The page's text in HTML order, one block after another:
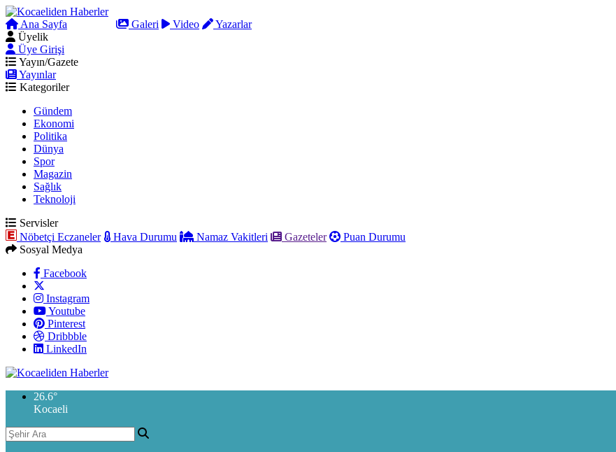
Ana Sayfa Galeri Video
Yazarlar
Üyelik
Üye Girişi
Yayın/Gazete
Yayınlar
Kategoriler
Gündem
Ekonomi
Politika
Dünya
Spor
Magazin
Sağlık
Teknoloji
Servisler
Nöbetçi Eczaneler
Hava Durumu Namaz Vakitleri Gazeteler
Puan Durumu
Sosyal Medya
Facebook
Instagram
Youtube
Pinterest
Dribbble
LinkedIn
26.6°
Kocaeli